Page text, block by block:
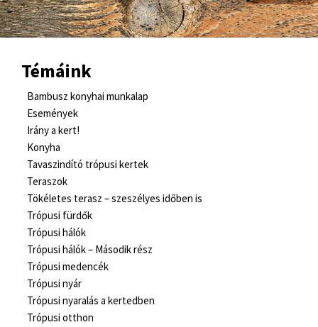
Témáink
Bambusz konyhai munkalap
Események
Irány a kert!
Konyha
Tavaszindító trópusi kertek
Teraszok
Tökéletes terasz – szeszélyes időben is
Trópusi fürdők
Trópusi hálók
Trópusi hálók – Második rész
Trópusi medencék
Trópusi nyár
Trópusi nyaralás a kertedben
Trópusi otthon